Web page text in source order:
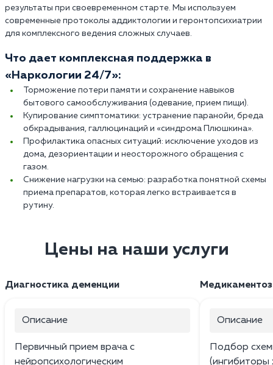
результаты при своевременном старте. Мы используем
современные протоколы аддиктологии и геронтопсихиатрии
для комплексного ведения сложных случаев.
Что дает комплексная поддержка в
«Наркологии 24/7»:
Торможение потери памяти и сохранение навыков
бытового самообслуживания (одевание, прием пищи).
Купирование симптоматики: устранение паранойи, бреда
обкрадывания, галлюцинаций и «синдрома Плюшкина».
Профилактика опасных ситуаций: исключение уходов из
дома, дезориентации и неосторожного обращения с
газом.
Снижение нагрузки на семью: разработка понятной схемы
приема препаратов, которая легко встраивается в
рутину.
Цены на наши услуги
Диагностика деменции
Описание
Первичный прием врача с
нейропсихологическим
Описание
Подбор
(ингибиторы